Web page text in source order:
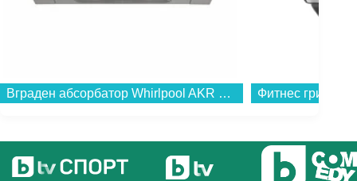
Вграден абсорбатор Whirlpool AKR 749/1 IX...